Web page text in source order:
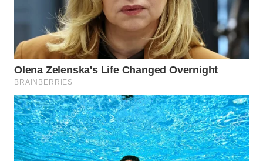
WN
KARAWANG
WN
BEKASI
WN
BOGOR
WN
DEPOK